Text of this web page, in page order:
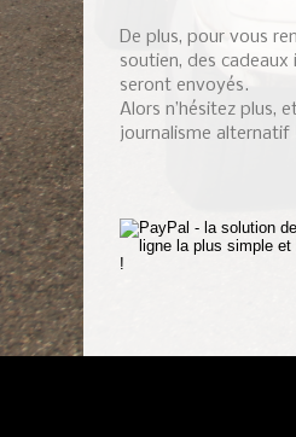
De plus, pour vous
soutien, des cadeaux
seront envoyés.
Alors n’hésitez plus,
journalisme alternatif